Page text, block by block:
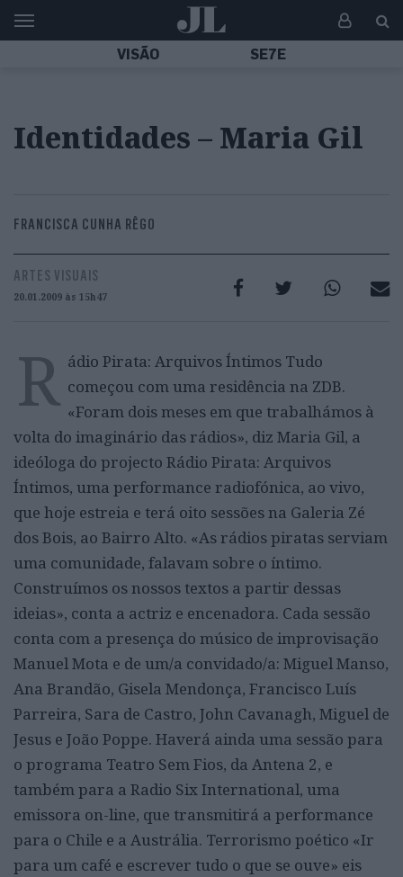
VISÃO SE7E
Identidades – Maria Gil
FRANCISCA CUNHA RÊGO
ARTES VISUAIS
20.01.2009 às 15h47
R ádio Pirata: Arquivos Íntimos Tudo
começou com uma residência na ZDB.
«Foram dois meses em que trabalhámos à
volta do imaginário das rádios», diz Maria Gil, a
ideóloga do projecto Rádio Pirata: Arquivos
Íntimos, uma performance radiofónica, ao vivo,
que hoje estreia e terá oito sessões na Galeria Zé
dos Bois, ao Bairro Alto. «As rádios piratas serviam
uma comunidade, falavam sobre o íntimo.
Construímos os nossos textos a partir dessas
ideias», conta a actriz e encenadora. Cada sessão
conta com a presença do músico de improvisação
Manuel Mota e de um/a convidado/a: Miguel Manso,
Ana Brandão, Gisela Mendonça, Francisco Luís
Parreira, Sara de Castro, John Cavanagh, Miguel de
Jesus e João Poppe. Haverá ainda uma sessão para
o programa Teatro Sem Fios, da Antena 2, e
também para a Radio Six International, uma
emissora on-line, que transmitirá a performance
para o Chile e a Austrália. Terrorismo poético «Ir
para um café e escrever tudo o que se ouve» eis